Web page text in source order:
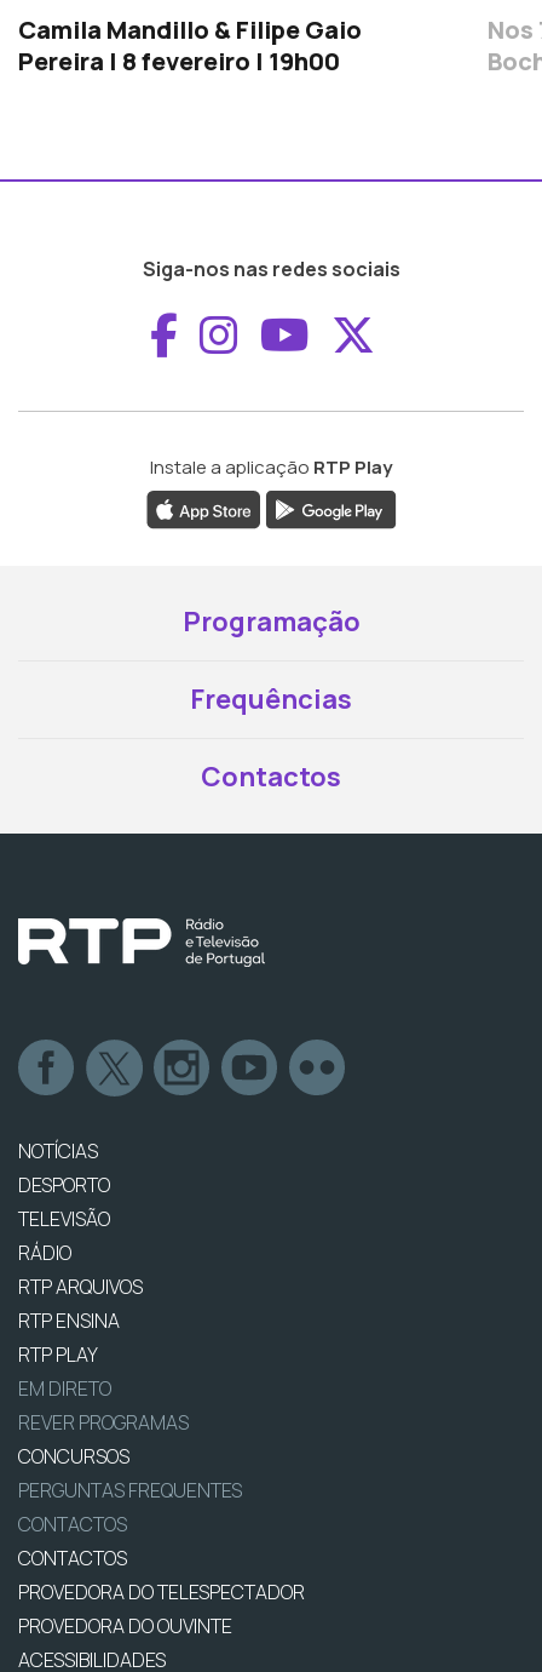
Camila Mandillo & Filipe Gaio
Pereira | 8 fevereiro | 19h00
Nos
Siga-nos nas redes sociais
Aceder ao
Aceder ao
Aceder ao
Instale a aplicação RTP Play
Programação
Frequências
Contactos
NOTÍCIAS
DESPORTO
TELEVISÃO
RÁDIO
RTP ARQUIVOS
RTP ENSINA
RTP PLAY
EM DIRETO
REVER PROGRAMAS
CONCURSOS
PERGUNTAS FREQUENTES
CONTACTOS
CONTACTOS
PROVEDORA DO TELESPECTADOR
PROVEDORA DO OUVINTE
ACESSIBILIDADES